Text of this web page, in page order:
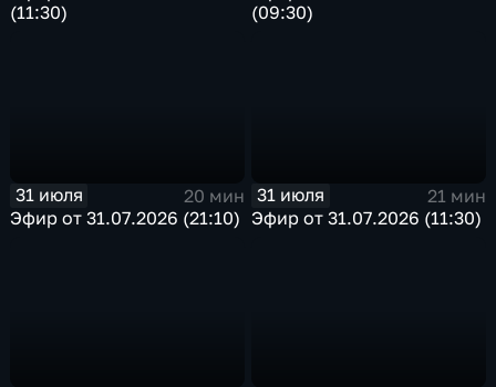
(11:30)
(09:30)
31 июля
20 мин
Эфир от 31.07.2026 (21:10)
31 июля
21 мин
Эфир от 31.07.2026 (11:30)